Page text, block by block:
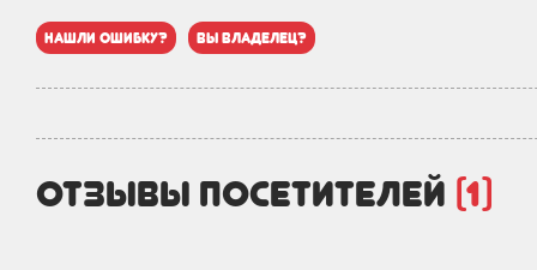
нашли ошибку? вы владелец?
отзывы посетителей (1)